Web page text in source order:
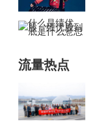
流量热点